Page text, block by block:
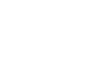
【厦门大学路税务登记|税务登
【东莞虎门公园税务登记|税务
【办理组织机构代码证、办理